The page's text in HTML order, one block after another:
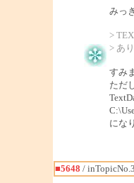
みっ
>
> あ
すみ
ただ
にな
■5648 /